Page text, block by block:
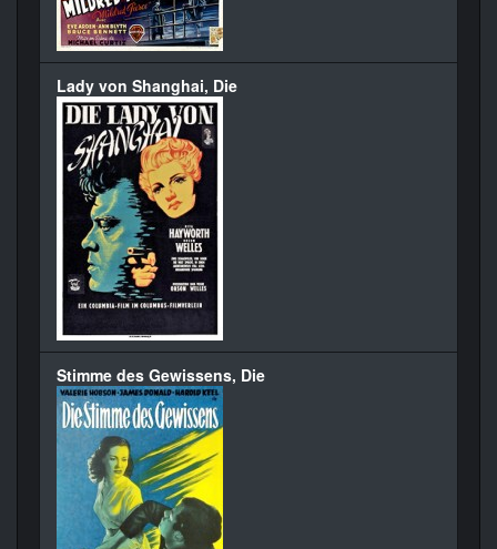
Lady von Shanghai, Die
Stimme des Gewissens, Die